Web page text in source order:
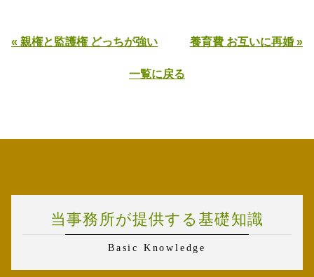
« 親権と監護権 どっちが強い 養育費 お互いに再婚 »
一覧に戻る
当事務所が提供する基礎知識
Basic Knowledge